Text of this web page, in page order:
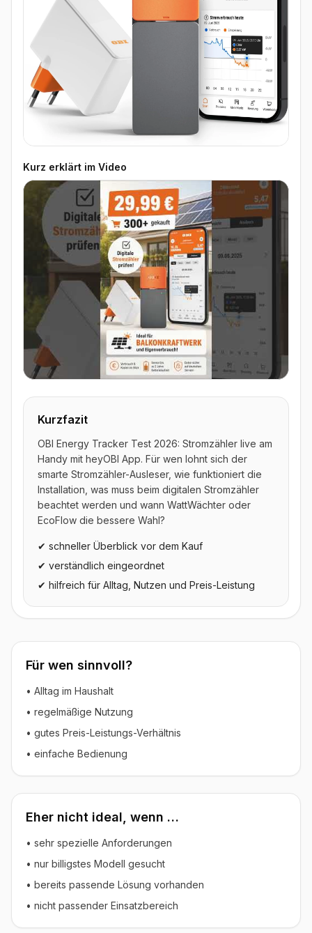
Kurz erklärt im Video
▶ Video ansehen
Kurzfazit
OBI Energy Tracker Test 2026: Stromzähler live am
Handy mit heyOBI App. Für wen lohnt sich der
smarte Stromzähler-Ausleser, wie funktioniert die
Installation, was muss beim digitalen Stromzähler
beachtet werden und wann WattWächter oder
EcoFlow die bessere Wahl?
✔ schneller Überblick vor dem Kauf
✔ verständlich eingeordnet
✔ hilfreich für Alltag, Nutzen und Preis-Leistung
Für wen sinnvoll?
• Alltag im Haushalt
• regelmäßige Nutzung
• gutes Preis-Leistungs-Verhältnis
• einfache Bedienung
Eher nicht ideal, wenn …
• sehr spezielle Anforderungen
• nur billigstes Modell gesucht
• bereits passende Lösung vorhanden
• nicht passender Einsatzbereich